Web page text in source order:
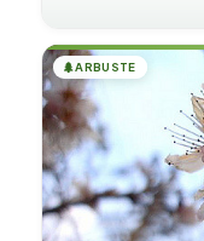
🌲ARBUSTE